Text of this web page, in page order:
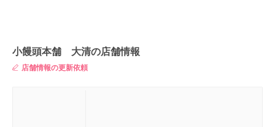
小饅頭本舗 大清の店舗情報
店舗情報の更新依頼